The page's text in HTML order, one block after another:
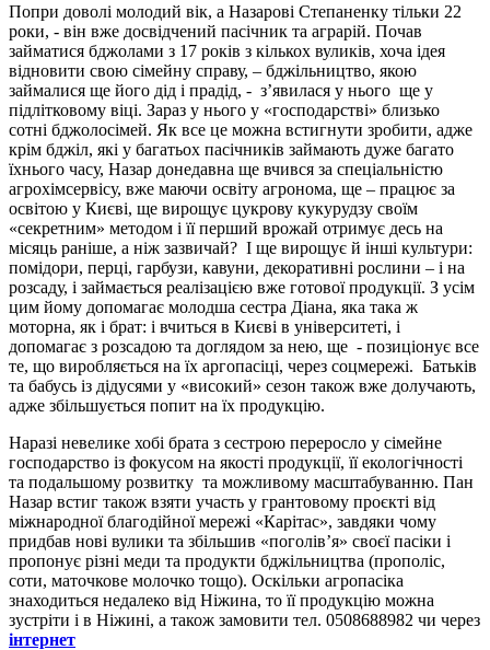
Попри доволі молодий вік, а Назарові Степаненку тільки 22
роки, - він вже досвідчений пасічник та аграрій. Почав
займатися бджолами з 17 років з кількох вуликів, хоча ідея
відновити свою сімейну справу, – бджільництво, якою
займалися ще його дід і прадід, - з’явилася у нього ще у
підлітковому віці. Зараз у нього у «господарстві» близько
сотні бджолосімей. Як все це можна встигнути зробити, адже
крім бджіл, які у багатьох пасічників займають дуже багато
їхнього часу, Назар донедавна ще вчився за спеціальністю
агрохімсервісу, вже маючи освіту агронома, ще – працює за
освітою у Києві, ще вирощує цукрову кукурудзу своїм
«секретним» методом і її перший врожай отримує десь на
місяць раніше, а ніж зазвичай? І ще вирощує й інші культури:
помідори, перці, гарбузи, кавуни, декоративні рослини – і на
розсаду, і займається реалізацією вже готової продукції. З усім
цим йому допомагає молодша сестра Діана, яка така ж
моторна, як і брат: і вчиться в Києві в університеті, і
допомагає з розсадою та доглядом за нею, ще - позиціонує все
те, що виробляється на їх аргопасіці, через соцмережі. Батьків
та бабусь із дідусями у «високий» сезон також вже долучають,
адже збільшується попит на їх продукцію.
Наразі невелике хобі брата з сестрою переросло у сімейне
господарство із фокусом на якості продукції, її екологічності
та подальшому розвитку та можливому масштабуванню. Пан
Назар встиг також взяти участь у грантовому проєкті від
міжнародної благодійної мережі «Карітас», завдяки чому
придбав нові вулики та збільшив «поголів’я» своєї пасіки і
пропонує різні меди та продукти бджільництва (прополіс,
соти, маточкове молочко тощо). Оскільки агропасіка
знаходиться недалеко від Ніжина, то її продукцію можна
зустріти і в Ніжині, а також замовити тел. 0508688982 чи через
інтернет